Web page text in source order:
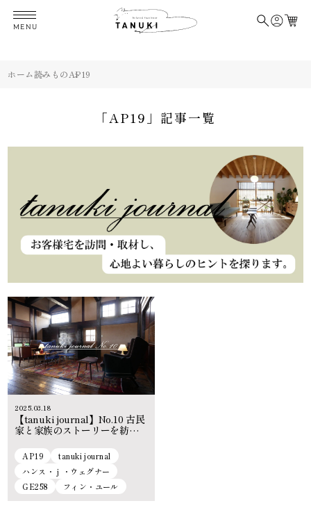
MENU
AP19AP19
ホーム読みものAP19
「AP19」記事一覧
【tanuki journal】No.10 古民
家と家族のストーリーを紡ぐ
2025.03.18
AP19
tanuki journal
ハンス・ｊ・ウェグナー
GE258
フィン・ユール